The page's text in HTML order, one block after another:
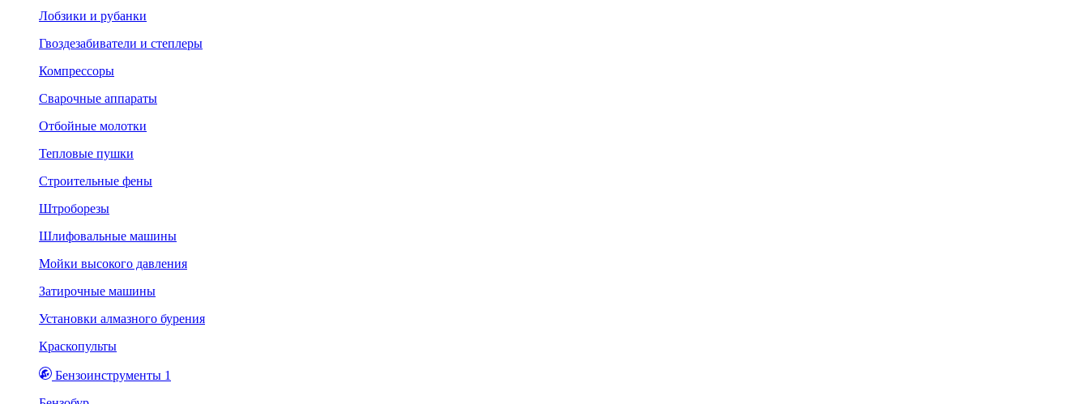
Лобзики и рубанки
Гвоздезабиватели и степлеры
Компрессоры
Сварочные аппараты
Отбойные молотки
Тепловые пушки
Строительные фены
Штроборезы
Шлифовальные машины
Мойки высокого давления
Затирочные машины
Установки алмазного бурения
Краскопульты
Бензоинструменты 1